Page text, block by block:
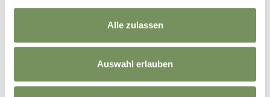
Alle zulassen
Auswahl erlauben